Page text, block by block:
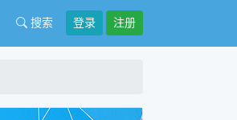
搜索 登录 注册